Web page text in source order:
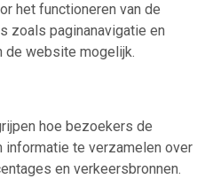
het functioneren van de
zoals paginanavigatie en
de website mogelijk.
hoe bezoekers de
te verzamelen over
en verkeersbronnen.